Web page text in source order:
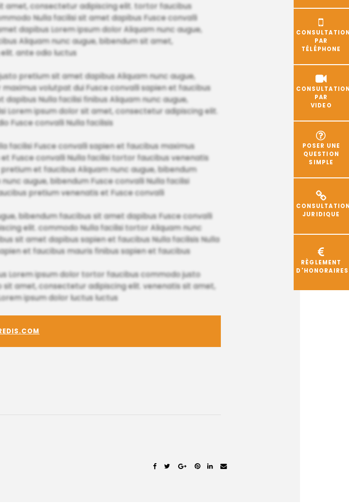
PAR
TÉLÉPHONE
PAR
VIDEO
POSER UNE
QUESTION
SIMPLE
JURIDIQUE
RÈGLEMENT
D'HONORAIRES
amet, consectetur adipiscing elit. tortor faucibus
Nulla facilisi sit amet dapibus Fusce convalli
dapibus Lorem ipsum dolor Aliquam nunc augue,
Aliquam nunc augue, bibendum sit amet,
ante odio luctus
pretium sit amet dapibus Aliquam nunc augue,
volutpat dui Fusce convalli sapien et faucibus
Nulla facilisi finibus Aliquam nunc augue,
Lorem ipsum dolor sit amet, consectetur adipiscing elit.
Fusce convalli Nulla facilisis
facilisi Fusce convalli sapien et faucibus maximus
Fusce convalli Nulla facilisi tortor faucibus venenatis
et faucibus Aliquam nunc augue, bibendum
augue, bibendum Fusce convalli Nulla facilisi
pretium venenatis et Fusce convalli
bibendum faucibus sit amet dapibus Fusce convalli
elit. commodo Nulla facilisi tortor Aliquam nunc
sit amet dapibus sapien et faucibus Nulla facilisis Nulla
et faucibus mauris finibus sapien et faucibus
Lorem ipsum dolor tortor faucibus commodo justo
amet, consectetur adipiscing elit. venenatis sit amet,
ipsum dolor luctus luctus